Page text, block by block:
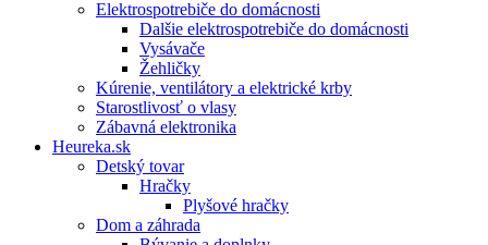
Elektrospotrebiče do domácnosti
Dalšie elektrospotrebiče do domácnosti
Vysávače
Žehličky
Kúrenie, ventilátory a elektrické krby
Starostlivosť o vlasy
Zábavná elektronika
Heureka.sk
Detský tovar
Hračky
Plyšové hračky
Dom a záhrada